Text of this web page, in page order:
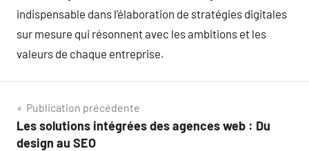
indispensable dans l’élaboration de stratégies digitales
sur mesure qui résonnent avec les ambitions et les
valeurs de chaque entreprise.
Navigation
de
Publication précédente
Les solutions intégrées des agences web : Du
design au SEO